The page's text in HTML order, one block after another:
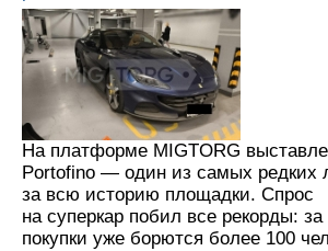
На платформе MIGTORG
Portofino — один из самых редких
за всю историю площадки. Спрос
на суперкар побил все рекорды: за
покупки уже борются более 100